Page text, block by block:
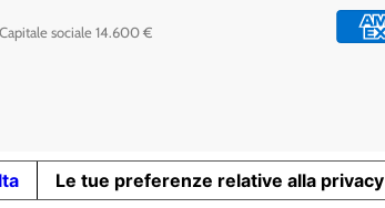
Capitale sociale 14.600 €
Le tue preferenze relative alla privacy